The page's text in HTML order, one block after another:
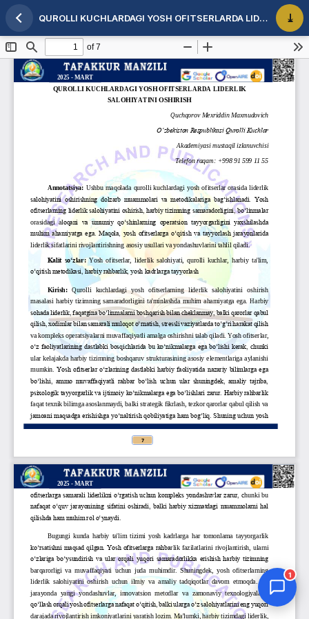
Maqola tafsilotlariga qaytish QUROLLI KUCHLARDAGI YOSH OFITSERLARDA LIDERLIK SALOHIYATINI OSHIRISH
1
Jurnal Yordamchisi